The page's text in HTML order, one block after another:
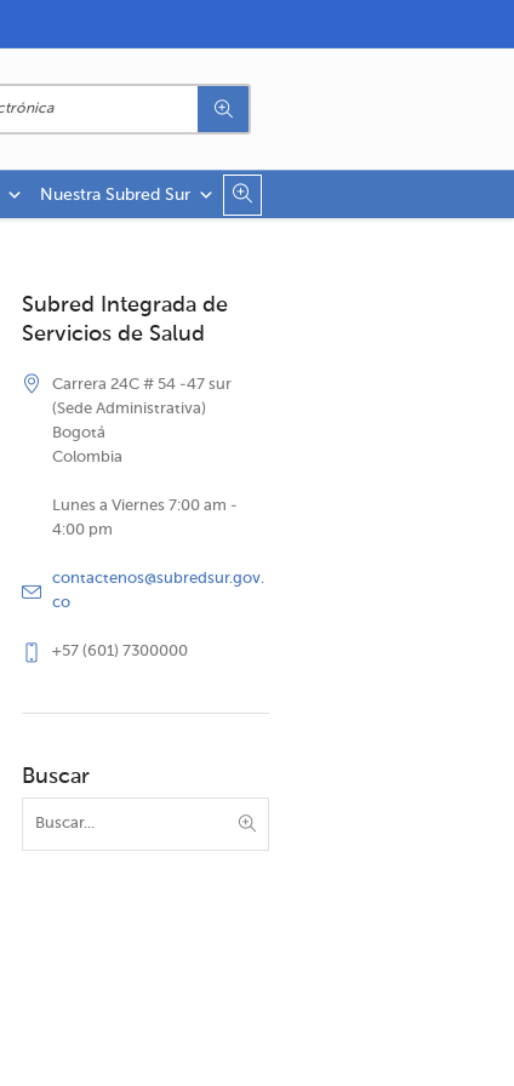
Nuestra Subred Sur
Subred Integrada de
Servicios de Salud
Carrera 24C # 54 -47 sur
(Sede Administrativa)
Bogotá
Colombia
Lunes a Viernes 7:00 am -
4:00 pm
contactenos@subredsur.gov.
co
+57 (601) 7300000
Buscar